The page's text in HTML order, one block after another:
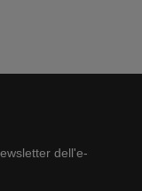
dell'e-